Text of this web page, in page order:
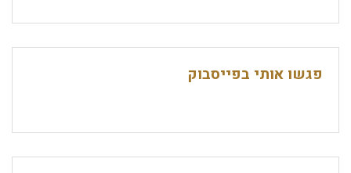
פגשו אותי בפייסבוק